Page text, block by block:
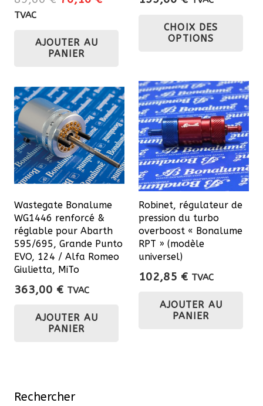
était :
89,60 €.
TVAC
AJOUTER AU
PANIER
CHOIX DES
OPTIONS
Les
sur
la
Wastegate Bonalume
WG1446 renforcé &
réglable pour Abarth
595/695, Grande Punto
EVO, 124 / Alfa Romeo
Giulietta, MiTo
363,00 € TVAC
AJOUTER AU
PANIER
Robinet, régulateur de
pression du turbo
overboost « Bonalume
RPT » (modèle
universel)
102,85 € TVAC
AJOUTER AU
PANIER
Rechercher